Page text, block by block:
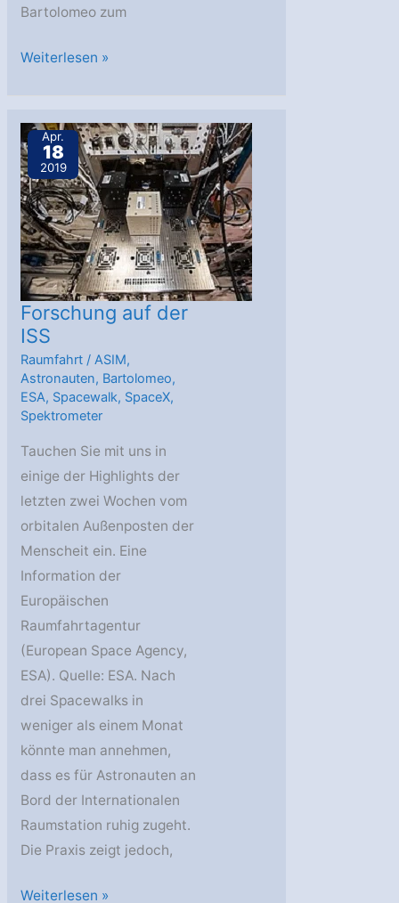
Bartolomeo zum
Bartolomeo
Weg
zur
Internationalen
Raumstation
Weiterlesen »
Apr.
18
2019
Forschung auf der
ISS
Raumfahrt /ASIM,
Astronauten, Bartolomeo,
ESA, Spacewalk, SpaceX,
Spektrometer
Tauchen Sie mit uns in
einige der Highlights der
letzten zwei Wochen vom
orbitalen Außenposten der
Menscheit ein. Eine
Information der
Europäischen
Raumfahrtagentur
(European Space Agency,
ESA). Quelle: ESA. Nach
drei Spacewalks in
weniger als einem Monat
könnte man annehmen,
dass es für Astronauten an
Bord der Internationalen
Raumstation ruhig zugeht.
Die Praxis zeigt jedoch,
Forschung
Weiterlesen »